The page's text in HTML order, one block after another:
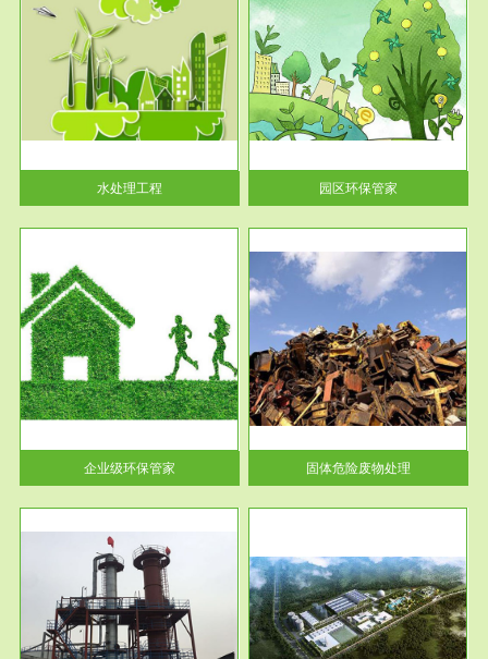
水处理工程
服务范围
园区环保管家
2016 年 4 月，环保部下发《关
于积极发挥环境保护作用促进供
给侧结...
园区环保管家
企业级环保管家
服务范围
固体危险废物处理
固体废物解释：固体废物是指人
们在生产建设、日常生活和其他
活动中...
固体危险废物处理
服务范围
市政固废处理